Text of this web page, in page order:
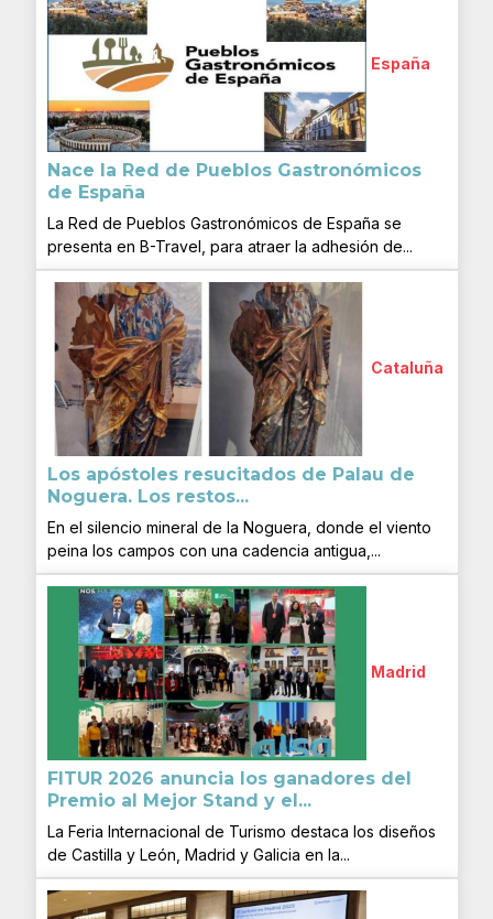
España
Nace la Red de Pueblos Gastronómicos
de España
La Red de Pueblos Gastronómicos de España se
presenta en B-Travel, para atraer la adhesión de...
Cataluña
Los apóstoles resucitados de Palau de
Noguera. Los restos...
En el silencio mineral de la Noguera, donde el viento
peina los campos con una cadencia antigua,...
Madrid
FITUR 2026 anuncia los ganadores del
Premio al Mejor Stand y el...
La Feria Internacional de Turismo destaca los diseños
de Castilla y León, Madrid y Galicia en la...